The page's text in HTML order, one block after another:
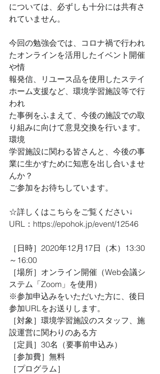
については、必ずしも十分には共有さ
れていません。
今回の勉強会では、コロナ禍で行われ
たオンラインを活用したイベント開催
や情
報発信、リユース品を使用したステイ
ホーム支援など、環境学習施設等で行
われ
た事例をふまえて、今後の施設での取
り組みに向けて意見交換を行います。
環境
学習施設に関わる皆さんと、今後の事
業に生かすために知恵を出し合いませ
んか？
ご参加をお待ちしています。
☆詳しくはこちらをご覧ください↓
URL：https://epohok.jp/event/12546
［日時］2020年12月17日（木）13:30
～16:00
［場所］オンライン開催（Web会議シ
ステム「Zoom」を使用）
※参加申込みをいただいた方に、後日
参加URLをお送りします。
［対象］環境学習施設のスタッフ、施
設運営に関わりのある方
［定員］30名（要事前申込み）
［参加費］無料
［プログラム］